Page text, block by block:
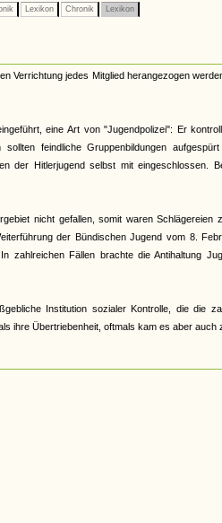
Lexikon Chronik Lexikon
Verrichtung jedes Mitglied herangezogen
eine Art von "Jugendpolizei": Er
feindliche Gruppenbildungen
der Hitlerjugend selbst mit eingeschlossen.
nicht gefallen, somit waren
der Bündischen Jugend vom 8.
zahlreichen Fällen brachte die Antihaltung
Institution sozialer Kontrolle, die die
ihre Übertriebenheit, oftmals kam es aber auch